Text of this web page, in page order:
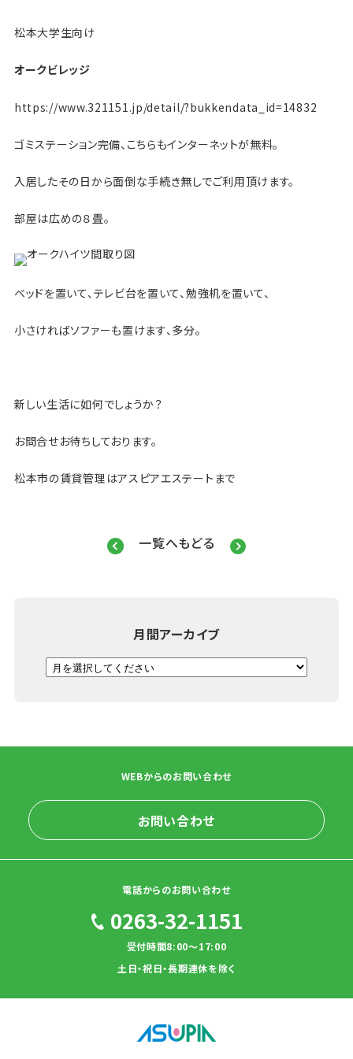
松本大学生向け
オークビレッジ
https://www.321151.jp/detail/?bukkendata_id=14832
ゴミステーション完備、こちらもインターネットが無料。
入居したその日から面倒な手続き無しでご利用頂けます。
部屋は広めの８畳。
ベッドを置いて、テレビ台を置いて、勉強机を置いて、
小さければソファーも置けます、多分。
新しい生活に如何でしょうか？
お問合せお待ちしております。
松本市の賃貸管理はアスピアエステートまで
一覧へもどる
月間アーカイブ
WEBからのお問い合わせ
お問い合わせ
電話からのお問い合わせ
0263-32-1151
受付時間8:00～17:00
土日・祝日・長期連休を除く